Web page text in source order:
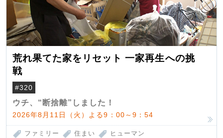
荒れ果てた家をリセット 一家再生への挑
戦
#320
ウチ、“断捨離”しました！
2026年8月11日（火）よる9：00～9：54
ファミリー 住まい ヒューマン